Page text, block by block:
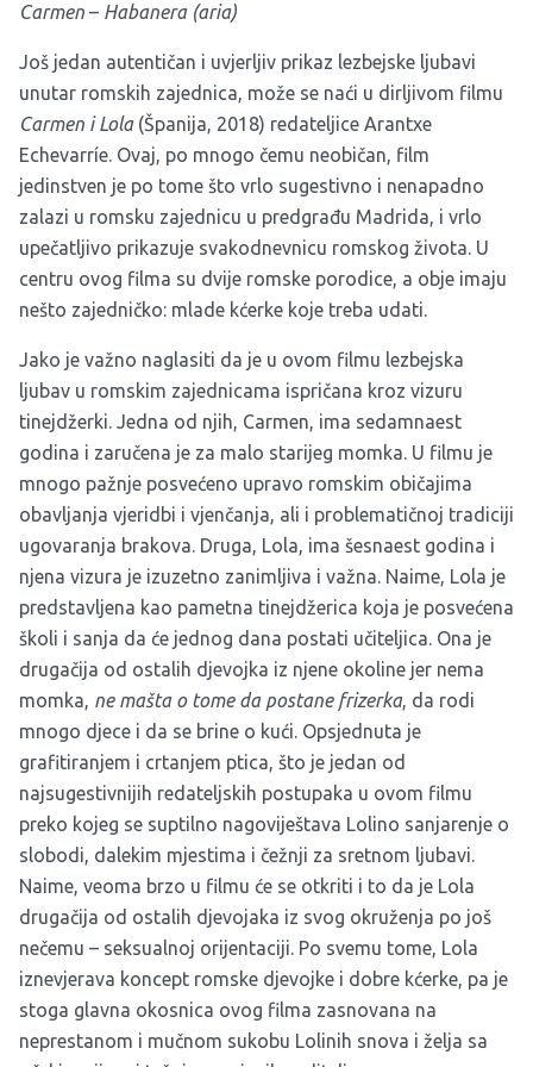
Carmen – Habanera (aria)
Još jedan autentičan i uvjerljiv prikaz lezbejske ljubavi
unutar romskih zajednica, može se naći u dirljivom filmu
Carmen i Lola (Španija, 2018) redateljice Arantxe
Echevarríe. Ovaj, po mnogo čemu neobičan, film
jedinstven je po tome što vrlo sugestivno i nenapadno
zalazi u romsku zajednicu u predgrađu Madrida, i vrlo
upečatljivo prikazuje svakodnevnicu romskog života. U
centru ovog filma su dvije romske porodice, a obje imaju
nešto zajedničko: mlade kćerke koje treba udati.
Jako je važno naglasiti da je u ovom filmu lezbejska
ljubav u romskim zajednicama ispričana kroz vizuru
tinejdžerki. Jedna od njih, Carmen, ima sedamnaest
godina i zaručena je za malo starijeg momka. U filmu je
mnogo pažnje posvećeno upravo romskim običajima
obavljanja vjeridbi i vjenčanja, ali i problematičnoj tradiciji
ugovaranja brakova. Druga, Lola, ima šesnaest godina i
njena vizura je izuzetno zanimljiva i važna. Naime, Lola je
predstavljena kao pametna tinejdžerica koja je posvećena
školi i sanja da će jednog dana postati učiteljica. Ona je
drugačija od ostalih djevojka iz njene okoline jer nema
momka, ne mašta o tome da postane frizerka, da rodi
mnogo djece i da se brine o kući. Opsjednuta je
grafitiranjem i crtanjem ptica, što je jedan od
najsugestivnijih redateljskih postupaka u ovom filmu
preko kojeg se suptilno nagoviještava Lolino sanjarenje o
slobodi, dalekim mjestima i čežnji za sretnom ljubavi.
Naime, veoma brzo u filmu će se otkriti i to da je Lola
drugačija od ostalih djevojaka iz svog okruženja po još
nečemu – seksualnoj orijentaciji. Po svemu tome, Lola
iznevjerava koncept romske djevojke i dobre kćerke, pa je
stoga glavna okosnica ovog filma zasnovana na
neprestanom i mučnom sukobu Lolinih snova i želja sa